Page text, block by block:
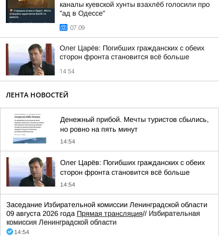
каналы куевской хунты взахлёб голосили про
"ад в Одессе"
07:09
Олег Царёв: Погибших гражданских с обеих
сторон фронта становится всё больше
14:54
ЛЕНТА НОВОСТЕЙ
Денежный прибой. Мечты туристов сбылись,
но ровно на пять минут
14:54
Олег Царёв: Погибших гражданских с обеих
сторон фронта становится всё больше
14:54
Заседание Избирательной комиссии Ленинградской области
09 августа 2026 года Прямая трансляция// Избирательная
комиссия Ленинградской области
14:54